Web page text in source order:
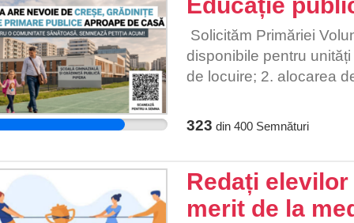
România, sistemul
ajungând la 11,5% în
coincidențe, ci
consecință a sărăciei,
în concluzie un cerc
o națiune 2.
Prioritizarea educației
Solicităm Primăriei
disponibile pentru
de locuire; 2. alocarea
dezvoltarea
323 din 400Semnături
Redați
merit de la